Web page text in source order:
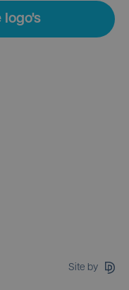
logo's
Site by